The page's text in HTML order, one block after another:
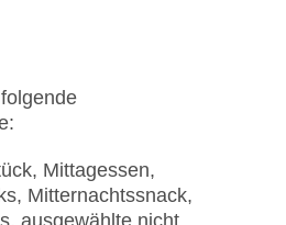
in der Bar: ohne Gebühr,
Gebühr, Barzahlung
/ VISA, MasterCard,
Mittagessen,
Mitternachtssnack,